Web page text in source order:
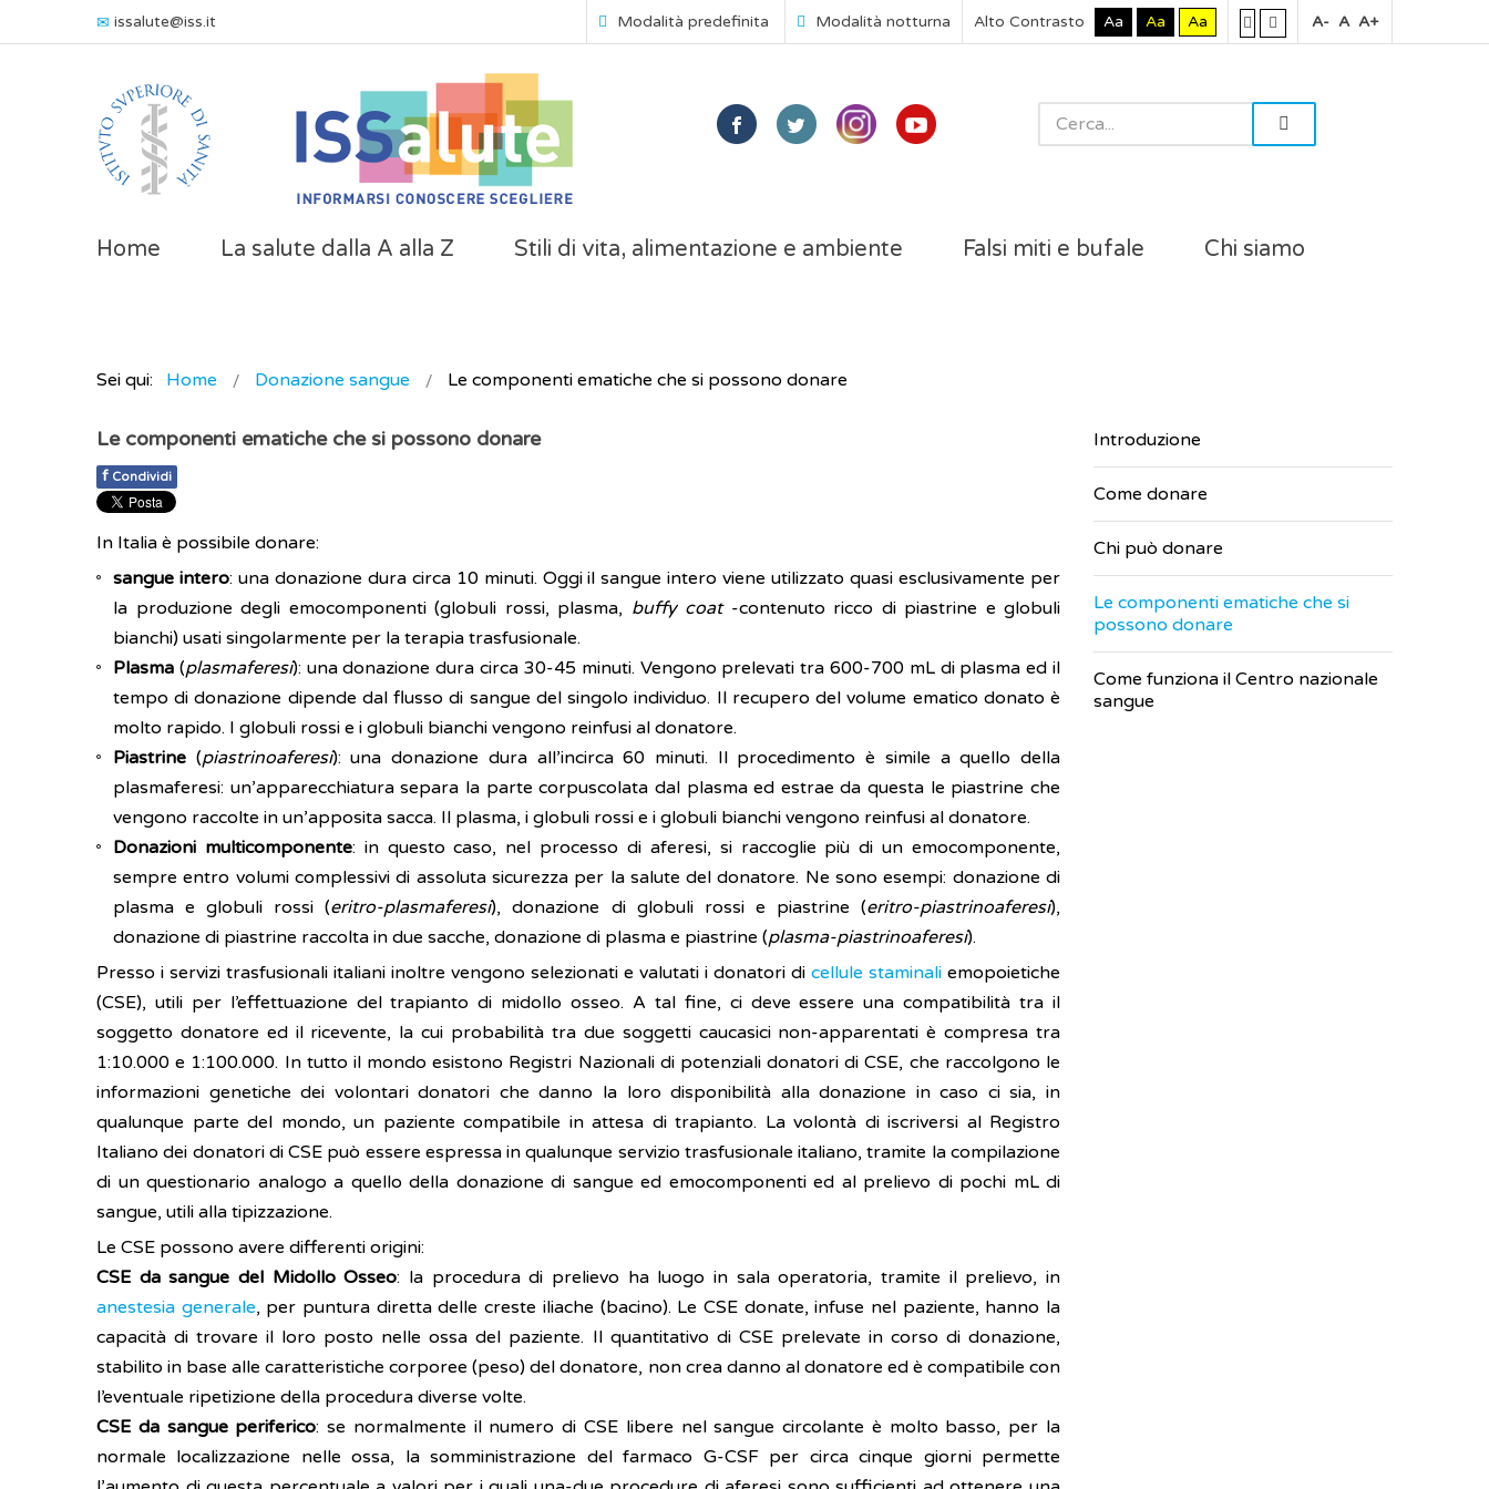
issalute@iss.it Modalità predefinita Modalità notturna Alto Contrasto Aa Aa Aa A- A A+
Home La salute dalla A alla Z Stili di vita, alimentazione e ambiente Falsi miti e bufale Chi siamo
Sei qui: Home Donazione sangue Le componenti ematiche che si possono donare
Le componenti ematiche che si possono donare
f Condividi
In Italia è possibile donare:
sangue intero: una donazione dura circa 10 minuti. Oggi il sangue intero viene utilizzato quasi esclusivamente per
la produzione degli emocomponenti (globuli rossi, plasma, buffy coat-contenuto ricco di piastrine e globuli
bianchi) usati singolarmente per la terapia trasfusionale.
Plasma (plasmaferesi): una donazione dura circa 30-45 minuti. Vengono prelevati tra 600-700 mL di plasma ed il
tempo di donazione dipende dal flusso di sangue del singolo individuo. Il recupero del volume ematico donato è
molto rapido. I globuli rossi e i globuli bianchi vengono reinfusi al donatore.
Piastrine (piastrinoaferesi): una donazione dura all’incirca 60 minuti. Il procedimento è simile a quello della
plasmaferesi: un’apparecchiatura separa la parte corpuscolata dal plasma ed estrae da questa le piastrine che
vengono raccolte in un’apposita sacca. Il plasma, i globuli rossi e i globuli bianchi vengono reinfusi al donatore.
Donazioni multicomponente: in questo caso, nel processo di aferesi, si raccoglie più di un emocomponente,
sempre entro volumi complessivi di assoluta sicurezza per la salute del donatore. Ne sono esempi: donazione di
plasma e globuli rossi (eritro-plasmaferesi), donazione di globuli rossi e piastrine (eritro-piastrinoaferesi),
donazione di piastrine raccolta in due sacche, donazione di plasma e piastrine (plasma-piastrinoaferesi).
Presso i servizi trasfusionali italiani inoltre vengono selezionati e valutati i donatori di cellule staminali emopoietiche
(CSE), utili per l’effettuazione del trapianto di midollo osseo. A tal fine, ci deve essere una compatibilità tra il
soggetto donatore ed il ricevente, la cui probabilità tra due soggetti caucasici non-apparentati è compresa tra
1:10.000 e 1:100.000. In tutto il mondo esistono Registri Nazionali di potenziali donatori di CSE, che raccolgono le
informazioni genetiche dei volontari donatori che danno la loro disponibilità alla donazione in caso ci sia, in
qualunque parte del mondo, un paziente compatibile in attesa di trapianto. La volontà di iscriversi al Registro
Italiano dei donatori di CSE può essere espressa in qualunque servizio trasfusionale italiano, tramite la compilazione
di un questionario analogo a quello della donazione di sangue ed emocomponenti ed al prelievo di pochi mL di
sangue, utili alla tipizzazione.
Le CSE possono avere differenti origini:
CSE da sangue del Midollo Osseo: la procedura di prelievo ha luogo in sala operatoria, tramite il prelievo, in
anestesia generale, per puntura diretta delle creste iliache (bacino). Le CSE donate, infuse nel paziente, hanno la
capacità di trovare il loro posto nelle ossa del paziente. Il quantitativo di CSE prelevate in corso di donazione,
stabilito in base alle caratteristiche corporee (peso) del donatore, non crea danno al donatore ed è compatibile con
l’eventuale ripetizione della procedura diverse volte.
CSE da sangue periferico: se normalmente il numero di CSE libere nel sangue circolante è molto basso, per la
normale localizzazione nelle ossa, la somministrazione del farmaco G-CSF per circa cinque giorni permette
Introduzione
Come donare
Chi può donare
Le componenti ematiche che si
possono donare
Come funziona il Centro nazionale
sangue